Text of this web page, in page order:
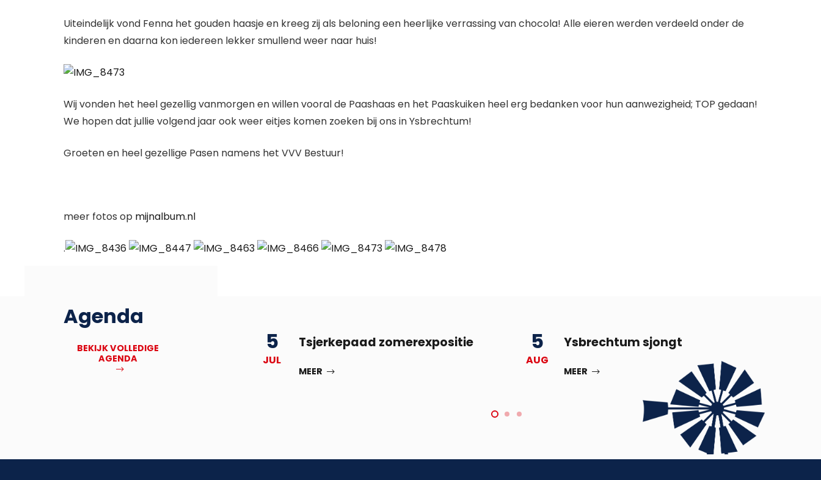
Uiteindelijk vond Fenna het gouden haasje en kreeg zij als beloning een heerlijke verrassing van chocola! Alle eieren werden verdeeld onder de
kinderen en daarna kon iedereen lekker smullend weer naar huis!
Wij vonden het heel gezellig vanmorgen en willen vooral de Paashaas en het Paaskuiken heel erg bedanken voor hun aanwezigheid; TOP gedaan!
We hopen dat jullie volgend jaar ook weer eitjes komen zoeken bij ons in Ysbrechtum!
Groeten en heel gezellige Pasen namens het VVV Bestuur!
meer fotos op mijnalbum.nl
.
Agenda
BEKIJK VOLLEDIGE
AGENDA
Deadline Bronbankpraet 5
JUL
Tsjerkepaad zomerexpositie
MEER
5
AUG
Ysbrechtum sjongt
MEER